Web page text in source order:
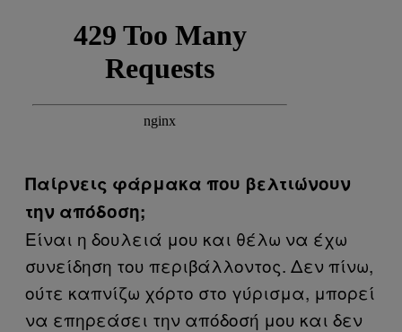
Παίρνεις φάρμακα που βελτιώνουν
την απόδοση;
Είναι η δουλειά μου και θέλω να έχω
συνείδηση του περιβάλλοντος. Δεν πίνω,
ούτε καπνίζω χόρτο στο γύρισμα, μπορεί
να επηρεάσει την απόδοσή μου και δεν